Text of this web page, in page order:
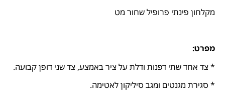
מקלחון פינתי פרופיל שחור מט
מפרט:
* צד אחד שתי דפנות ודלת על ציר באמצע, צד שני דופן קבועה.
* סגירת מגנטים ומגב סיליקון לאטימה.